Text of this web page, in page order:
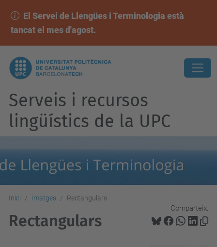
El Servei de Llengües i Terminologia està
tancat el mes d'agost.
Serveis i recursos
lingüístics de la UPC
Inici Imatges Rectangulars
Comparteix:
Rectangulars